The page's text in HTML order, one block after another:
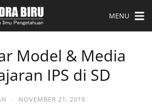
MENU
Model & Media
IPS di SD
· NOVEMBER 21, 2019